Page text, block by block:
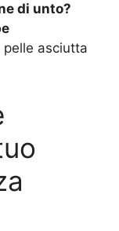
di unto?
asciutta